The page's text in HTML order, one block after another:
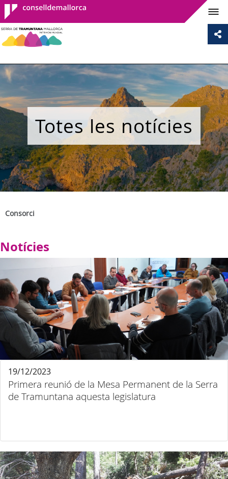
Consell de
Mallorca
Totes les notícies
Consorci
Notícies
Primera reunió de la Mesa Permanent de la Serra
de Tramuntana aquesta legislatura
19/12/2023